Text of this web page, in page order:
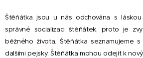
Štěňátka jsou u nás odchována s
správné socializaci štěňátek, proto je
běžného života. Štěňátka seznamujeme
dalšími pejsky. Štěňátka mohou odejít k